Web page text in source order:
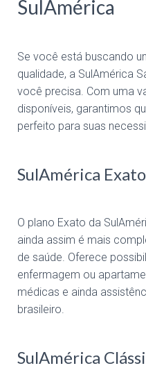
SulAmérica
Se você está buscando
qualidade, a SulAmérica
você precisa. Com uma
disponíveis, garantimos
perfeito para suas
SulAmérica Exato
O plano Exato da
ainda assim é mais
de saúde. Oferece
enfermagem ou
médicas e ainda
brasileiro.
SulAmérica